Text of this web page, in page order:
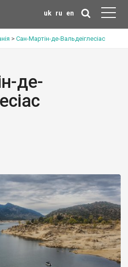
uk ru en
> Сан-Мартін-де-Вальдеіглесіас
де-